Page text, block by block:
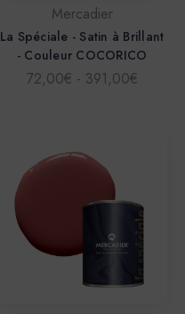
Mercadier
La Spéciale - Satin à Brillant
- Couleur COCORICO
72,00€ - 391,00€